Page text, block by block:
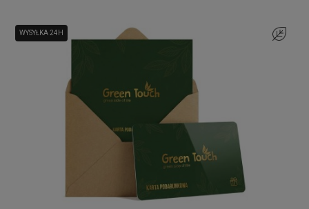
WYSYŁKA 24H Do